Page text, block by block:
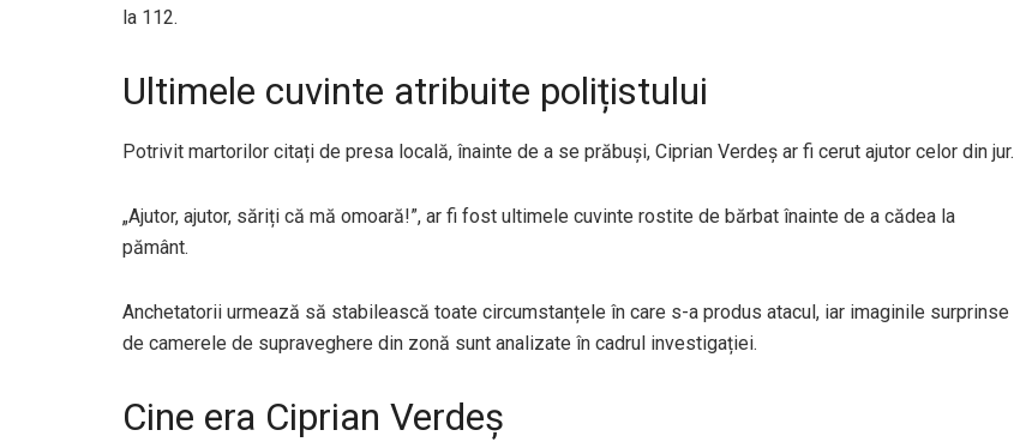
la 112.
Ultimele cuvinte atribuite polițistului
Potrivit martorilor citați de presa locală, înainte de a se prăbuși, Ciprian Verdeș ar fi cerut ajutor celor din jur.
„Ajutor, ajutor, săriți că mă omoară!”, ar fi fost ultimele cuvinte rostite de bărbat înainte de a cădea la
pământ.
Anchetatorii urmează să stabilească toate circumstanțele în care s-a produs atacul, iar imaginile surprinse
de camerele de supraveghere din zonă sunt analizate în cadrul investigației.
Cine era Ciprian Verdeș